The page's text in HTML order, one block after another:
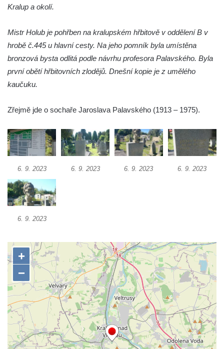
Hrob rodiny Tichých a Dvořákových na
hřbitově v Lužci nad Vltavou
Hrob rodiny Grosmanovy na hřbitově v
Lužci nad Vltavou
Hrob rodiny Pokorných z Vraňan na
Hrob Karla Krále a Františka Kramaty na
hřbitově v Lužci nad Vltavou
Hrob Aloise Ptáčka na hřbitově v Lužci nad
Vltavou
Hrob Antonína Kostky na hřbitově v Lužci
nad Vltavou
Hrob Josefa Mikyny na hřbitově v Lužci nad
Hrob Josefa Sýkory na hřbitově v Dobříni
Hrob Antonína Svobody na hřbitově v
Dobříni
Hrob Václava Fujery na hřbitově v Dobříni
Hrob Josefa Zemana na hřbitově v Dobříni
Hrob Jana Panského a Františka Friče na
hřbitově v Dobříni
Kralup a okolí.
Mistr Holub je pohřben na kralupském hřbitově v oddělení B v
hrobě č.445 u hlavní cesty. Na jeho pomník byla umístěna
bronzová bysta odlitá podle návrhu profesora Palavského. Byla
první obětí hřbitovních zlodějů. Dnešní kopie je z umělého
kaučuku.
Zřejmě jde o sochaře Jaroslava Palavského (1913 – 1975).
6. 9. 2023 6. 9. 2023 6. 9. 2023 6. 9. 2023
6. 9. 2023